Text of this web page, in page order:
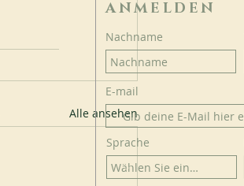
Alle ansehen
ANMELDEN
Nachname
E-mail
Sprache